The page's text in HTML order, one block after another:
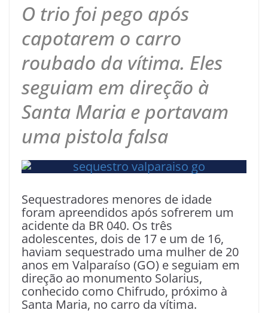
O trio foi pego após
capotarem o carro
roubado da vítima. Eles
seguiam em direção à
Santa Maria e portavam
uma pistola falsa
Sequestradores menores de idade
foram apreendidos após sofrerem um
acidente da BR 040. Os três
adolescentes, dois de 17 e um de 16,
haviam sequestrado uma mulher de 20
anos em Valparaíso (GO) e seguiam em
direção ao monumento Solarius,
conhecido como Chifrudo, próximo à
Santa Maria, no carro da vítima.